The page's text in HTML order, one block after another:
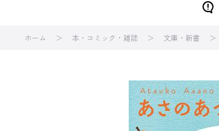
ホーム 本・コミック・雑誌 文庫・新書